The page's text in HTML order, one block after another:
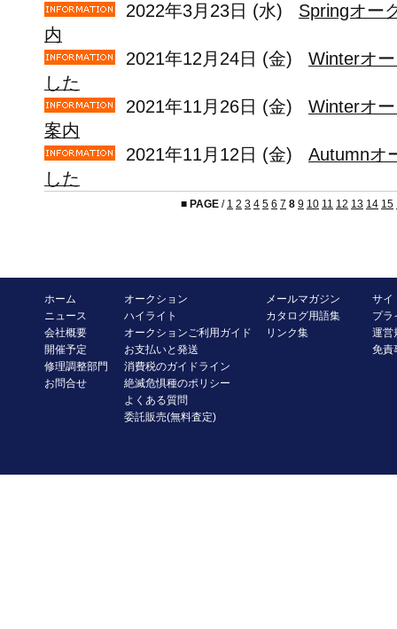
2022年3月23日 (水) Springオー
内
2021年12月24日 (金) Winterオ
した
2021年11月26日 (金) Winterオ
案内
2021年11月12日 (金) Autumnオ
した
■ PAGE / 1 2 3 4 5 6 7 8 9 10 11 12 13 14 15
ホーム
ニュース
会社概要
開催予定
修理調整部門
お問合せ
オークション
ハイライト
オークションご利用ガイド
お支払いと発送
消費税のガイドライン
絶滅危惧種のポリシー
よくある質問
委託販売(無料査定)
メールマガジン
カタログ用語集
リンク集
サイ
プラ
運営
免責